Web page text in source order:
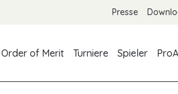
Presse
Order of Merit Turniere Spieler